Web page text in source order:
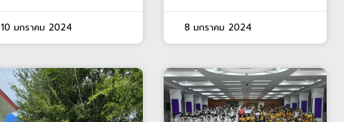
10 มกราคม 2024 8 มกราคม 2024